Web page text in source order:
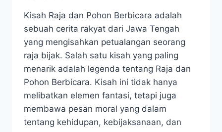
Kisah Raja dan Pohon Berbicara adalah
sebuah cerita rakyat dari Jawa Tengah
yang mengisahkan petualangan seorang
raja bijak. Salah satu kisah yang paling
menarik adalah legenda tentang Raja dan
Pohon Berbicara. Kisah ini tidak hanya
melibatkan elemen fantasi, tetapi juga
membawa pesan moral yang dalam
tentang kehidupan, kebijaksanaan, dan